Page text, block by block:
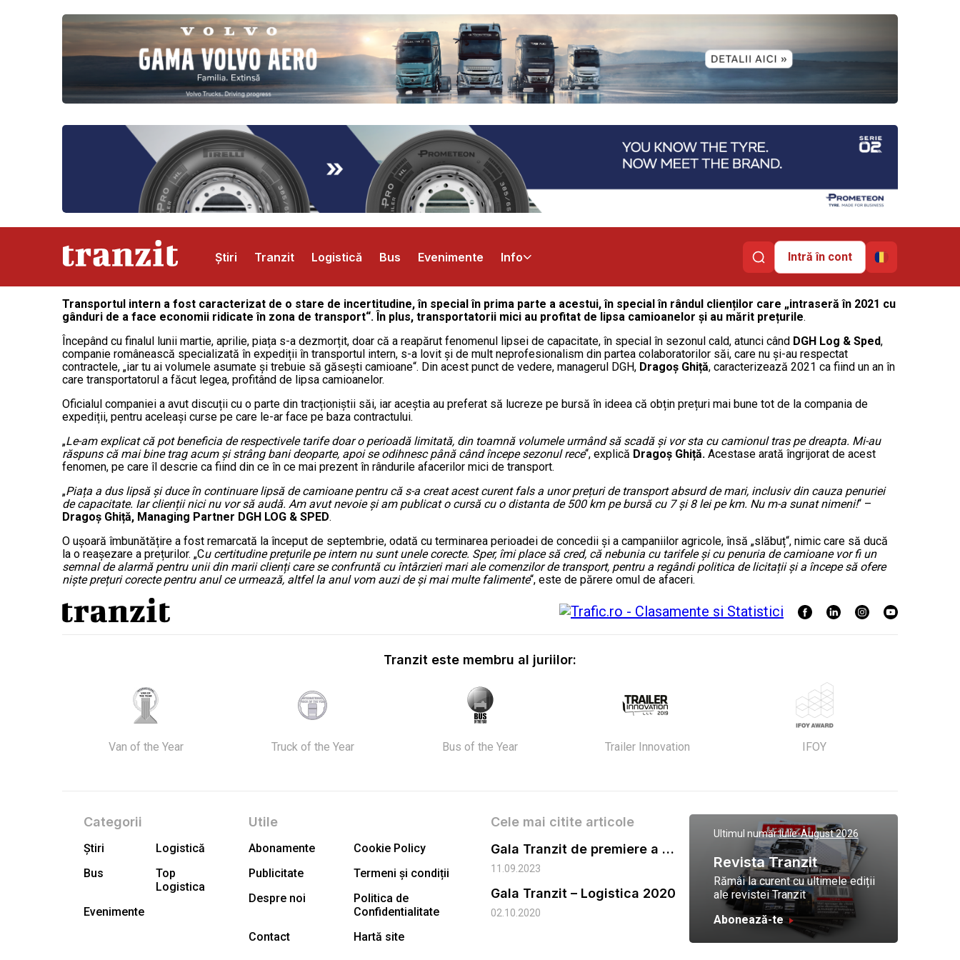
Știri Tranzit Logistică Bus Evenimente Info
Abonamente Publicitate Contact
Intră în cont
Transportul intern a fost caracterizat de o stare de incertitudine, în special în prima parte a acestui, în special în rândul clienților care „intraseră în 2021 cu
gânduri de a face economii ridicate în zona de transport“. În plus, transportatorii mici au profitat de lipsa camioanelor și au mărit prețurile.
Începând cu finalul lunii martie, aprilie, piața s-a dezmorțit, doar că a reapărut fenomenul lipsei de capacitate, în special în sezonul cald, atunci când DGH Log & Sped,
companie românească specializată în expediții în transportul intern, s-a lovit și de mult neprofesionalism din partea colaboratorilor săi, care nu și-au respectat
contractele, „iar tu ai volumele asumate și trebuie să găsești camioane“. Din acest punct de vedere, managerul DGH, Dragoș Ghiță, caracterizează 2021 ca fiind un an în
care transportatorul a făcut legea, profitând de lipsa camioanelor.
Oficialul companiei a avut discuții cu o parte din tracționiștii săi, iar aceștia au preferat să lucreze pe bursă în ideea că obțin prețuri mai bune tot de la compania de
expediții, pentru aceleași curse pe care le-ar face pe baza contractului.
„Le-am explicat că pot beneficia de respectivele tarife doar o perioadă limitată, din toamnă volumele urmând să scadă și vor sta cu camionul tras pe dreapta. Mi-au
răspuns că mai bine trag acum și strâng bani deoparte, apoi se odihnesc până când începe sezonul rece“, explică Dragoș Ghiță. Acestase arată îngrijorat de acest
fenomen, pe care îl descrie ca fiind din ce în ce mai prezent în rândurile afacerilor mici de transport.
„Piața a dus lipsă și duce în continuare lipsă de camioane pentru că s-a creat acest curent fals a unor prețuri de transport absurd de mari, inclusiv din cauza penuriei
de capacitate. Iar clienții nici nu vor să audă. Am avut nevoie și am publicat o cursă cu o distanta de 500 km pe bursă cu 7 și 8 lei pe km. Nu m-a sunat nimeni!“ –
Dragoș Ghiță, Managing Partner DGH LOG & SPED.
O ușoară îmbunătățire a fost remarcată la început de septembrie, odată cu terminarea perioadei de concedii și a campaniilor agricole, însă „slăbuț“, nimic care să ducă
la o reașezare a prețurilor. „Cu certitudine prețurile pe intern nu sunt unele corecte. Sper, îmi place să cred, că nebunia cu tarifele și cu penuria de camioane vor fi un
semnal de alarmă pentru unii din marii clienți care se confruntă cu întârzieri mari ale comenzilor de transport, pentru a regândi politica de licitații și a începe să ofere
niște prețuri corecte pentru anul ce urmează, altfel la anul vom auzi de și mai multe falimente“, este de părere omul de afaceri.
Tranzit este membru al juriilor:
Van of the Year Truck of the Year Bus of the Year Trailer Innovation IFOY
Categorii
Știri
Logistică
Bus
Top
Logistica
Evenimente
Utile
Abonamente
Cookie Policy
Publicitate
Termeni și condiții
Despre noi
Politica de
Confidentialitate
Contact
Hartă site
Cele mai citite articole
Gala Tranzit de premiere a celor mai eficienti operatori de transport marfa 2023
11.09.2023
Gala Tranzit – Logistica 2020
02.10.2020
Ultimul număr:Iulie-August 2026
Revista Tranzit
Rămâi la curent cu ultimele ediții
ale revistei Tranzit
Abonează-te